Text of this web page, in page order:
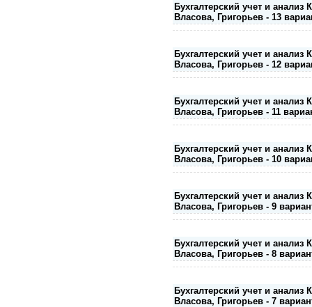
Бухгалтерский учет и
Власова, Григорьев - 13
Бухгалтерский учет и
Власова, Григорьев - 12
Бухгалтерский учет и
Власова, Григорьев - 11
Бухгалтерский учет и
Власова, Григорьев - 10
Бухгалтерский учет и
Власова, Григорьев - 9
Бухгалтерский учет и
Власова, Григорьев - 8
Бухгалтерский учет и
Власова, Григорьев - 7